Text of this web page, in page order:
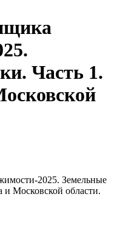
Часть 1.
2025. Земельные
и Московской области.